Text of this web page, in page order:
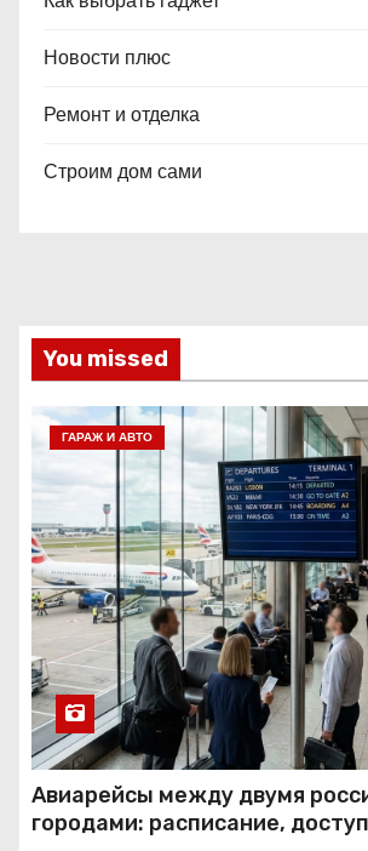
Новости плюс
Ремонт и отделка
Строим дом сами
You missed
ГАРАЖ И АВТО
Авиарейсы между двумя
городами: расписание,